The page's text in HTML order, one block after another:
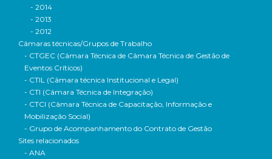
- 2014
- 2013
- 2012
Câmaras técnicas/Grupos de Trabalho
- CTGEC (Câmara Técnica de Câmara Técnica de Gestão de
Eventos Críticos)
- CTIL (Câmara técnica Institucional e Legal)
- CTI (Câmara Técnica de Integração)
- CTCI (Câmara Técnica de Capacitação, Informação e
Mobilização Social)
- Grupo de Acompanhamento do Contrato de Gestão
Sites relacionados
- ANA